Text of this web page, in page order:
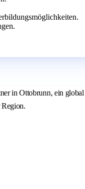
in Ottobrunn, ein
Region.